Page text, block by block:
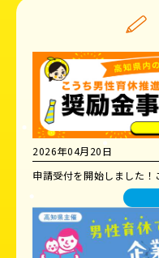
2026年04月20日
申請受付を開始しました